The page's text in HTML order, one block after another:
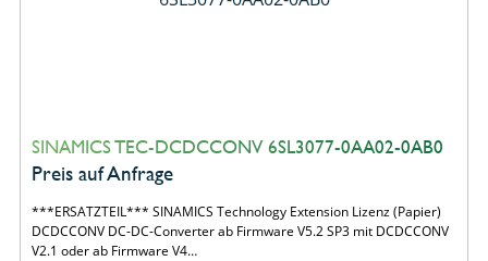
SINAMICS TEC-DCDCCONV 6SL3077-0AA02-0AB0
Preis auf Anfrage
***ERSATZTEIL*** SINAMICS Technology Extension Lizenz (Papier)
DCDCCONV DC-DC-Converter ab Firmware V5.2 SP3 mit DCDCCONV
V2.1 oder ab Firmware V4…